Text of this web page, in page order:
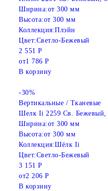
Ширина:от 300 мм
Высота:от 300 мм
Коллекция:Плэйн
Цвет:Светло-Бежевый
2 551 Р
от1 786 Р
В корзину
-30%
Вертикальные / Тканевые
Шелк Ii 2259 Св.
Ширина:от 300 мм
Высота:от 300 мм
Коллекция:Шёлк Ii
Цвет:Светло-Бежевый
3 151 Р
от2 206 Р
В корзину